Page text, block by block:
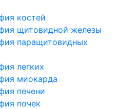
костей
щитовидной железы
паращитовидных
легких
миокарда
печени
почек